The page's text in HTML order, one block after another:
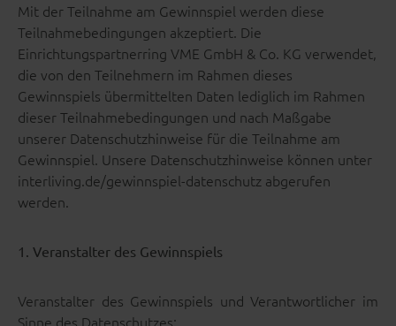
Mit der Teilnahme am Gewinnspiel werden diese
Teilnahmebedingungen akzeptiert. Die
Einrichtungspartnerring VME GmbH & Co. KG verwendet,
die von den Teilnehmern im Rahmen dieses
Gewinnspiels übermittelten Daten lediglich im Rahmen
dieser Teilnahmebedingungen und nach Maßgabe
unserer Datenschutzhinweise für die Teilnahme am
Gewinnspiel. Unsere Datenschutzhinweise können unter
interliving.de/gewinnspiel-datenschutz abgerufen
werden.
1. Veranstalter des Gewinnspiels
Veranstalter des Gewinnspiels und Verantwortlicher im
Sinne des Datenschutzes: